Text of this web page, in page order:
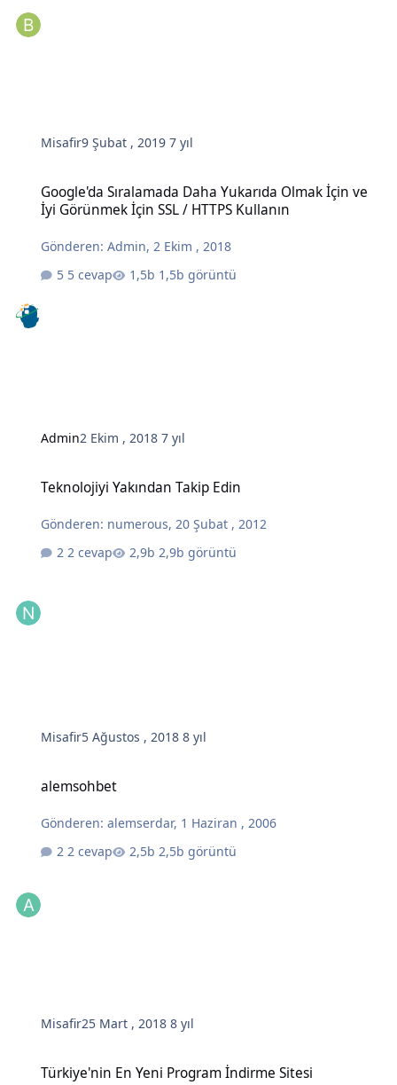
Misafir9 Şubat , 20197 yıl
Google'da Sıralamada Daha Yukarıda Olmak İçin ve
İyi Görünmek İçin SSL / HTTPS Kullanın
Gönderen:Admin,2 Ekim , 2018
5 cevap
1,5b görüntü
Admin2 Ekim , 20187 yıl
Teknolojiyi Yakından Takip Edin
Gönderen: numerous,20 Şubat , 2012
2 cevap
2,9b görüntü
Misafir5 Ağustos , 20188 yıl
alemsohbet
Gönderen:alemserdar, 1 Haziran , 2006
2 cevap
2,5b görüntü
Misafir25 Mart , 20188 yıl
Türkiye'nin En Yeni Program İndirme Sitesi